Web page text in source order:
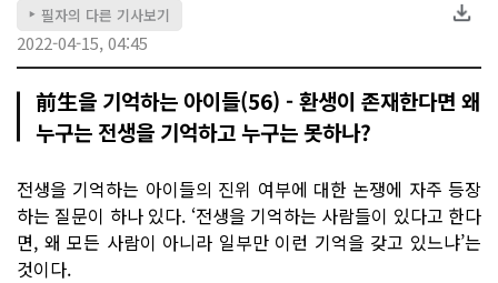
▶ 필자의 다른 기사보기
2022-04-15, 04:45
前生을 기억하는 아이들(56) - 환생이 존재한다면 왜
누구는 전생을 기억하고 누구는 못하나?
전생을 기억하는 아이들의 진위 여부에 대한 논쟁에 자주 등장
하는 질문이 하나 있다. ‘전생을 기억하는 사람들이 있다고 한다
면, 왜 모든 사람이 아니라 일부만 이런 기억을 갖고 있느냐’는
것이다.